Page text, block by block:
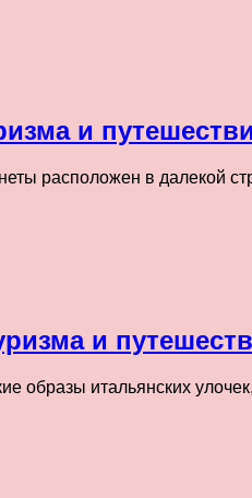
и
расположен в далекой
и
образы итальянских